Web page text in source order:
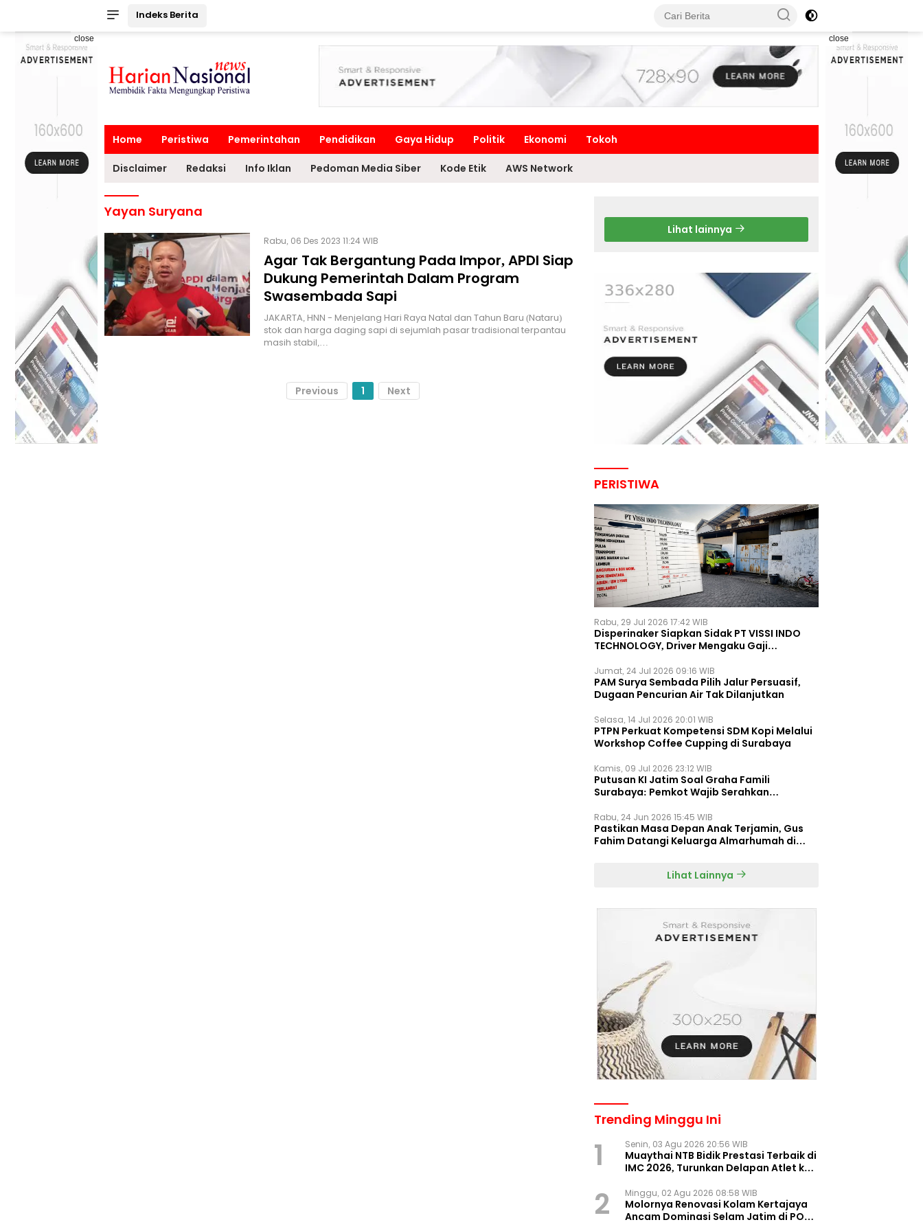
Indeks Berita
close close
Home Peristiwa Pemerintahan Pendidikan Gaya Hidup Politik Ekonomi Tokoh
Disclaimer Redaksi Info Iklan Pedoman Media Siber Kode Etik AWS Network
Yayan Suryana
Rabu, 06 Des 2023 11:24 WIB
Agar Tak Bergantung Pada Impor, APDI Siap
Dukung Pemerintah Dalam Program
Swasembada Sapi
JAKARTA, HNN - Menjelang Hari Raya Natal dan Tahun Baru (Nataru)
stok dan harga daging sapi di sejumlah pasar tradisional terpantau
masih stabil,…
Previous 1 Next
Lihat lainnya
PERISTIWA
Rabu, 29 Jul 2026 17:42 WIB
Disperinaker Siapkan Sidak PT VISSI INDO
TECHNOLOGY, Driver Mengaku Gaji
Jumat, 24 Jul 2026 09:16 WIB
PAM Surya Sembada Pilih Jalur Persuasif,
Dugaan Pencurian Air Tak Dilanjutkan
Selasa, 14 Jul 2026 20:01 WIB
PTPN Perkuat Kompetensi SDM Kopi Melalui
Workshop Coffee Cupping di Surabaya
Kamis, 09 Jul 2026 23:12 WIB
Putusan KI Jatim Soal Graha Famili
Surabaya: Pemkot Wajib Serahkan
Rabu, 24 Jun 2026 15:45 WIB
Pastikan Masa Depan Anak Terjamin, Gus
Fahim Datangi Keluarga Almarhumah di
Lihat Lainnya
Trending Minggu Ini
1 Senin, 03 Agu 2026 20:56 WIB
Muaythai NTB Bidik Prestasi Terbaik di
IMC 2026, Turunkan Delapan Atlet ke
2 Minggu, 02 Agu 2026 08:58 WIB
Molornya Renovasi Kolam Kertajaya
Ancam Dominasi Selam Jatim di PON